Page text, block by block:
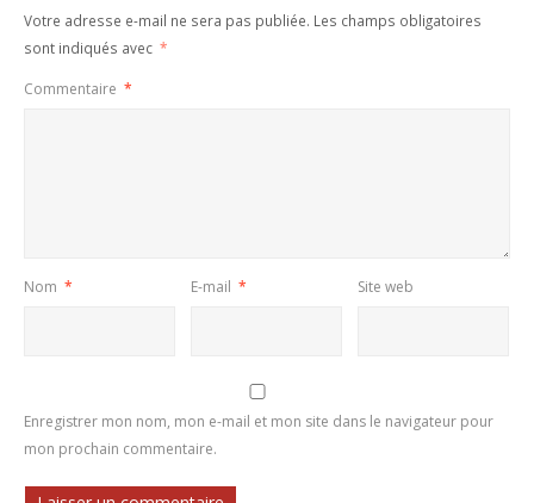
Votre adresse e-mail ne sera pas publiée. Les champs obligatoires
sont indiqués avec *
Commentaire *
Nom * E-mail * Site web
Enregistrer mon nom, mon e-mail et mon site dans le navigateur pour
mon prochain commentaire.